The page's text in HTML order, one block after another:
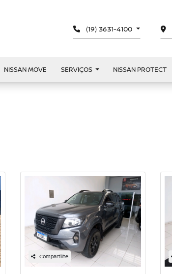
(19) 3631-4100
NISSAN MOVE SERVIÇOS NISSAN PROTECT
Compartilhe